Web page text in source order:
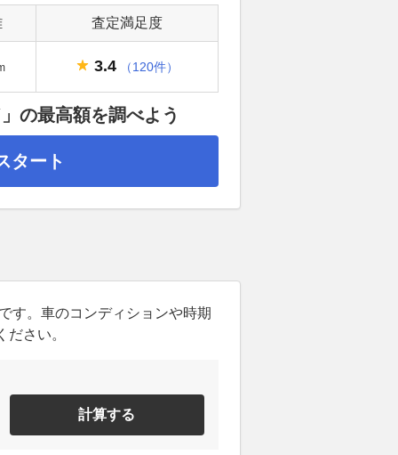
査定満足度
3.4 （120件）
の最高額を調べよう
タート
す。車のコンディションや時期
さい。
計算する